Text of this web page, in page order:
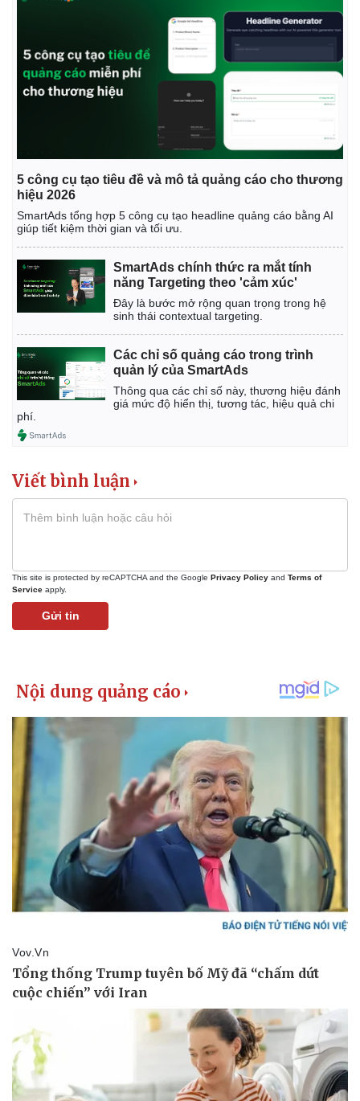
Kinh tế
Bất động sản
Thị trường
Tỷ giá
Chứng khoán
Giá cà phê
Pháp luật
Vụ án
Tin nóng
Vũ khí
Phân tích
5 công cụ tạo tiêu đề và mô tả quảng cáo cho thương
hiệu 2026
SmartAds tổng hợp 5 công cụ tạo headline quảng cáo bằng AI
giúp tiết kiệm thời gian và tối ưu.
SmartAds chính thức ra mắt tính
năng Targeting theo 'cảm xúc'
Đây là bước mở rộng quan trọng trong hệ
sinh thái contextual targeting.
Các chỉ số quảng cáo trong trình
quản lý của SmartAds
Thông qua các chỉ số này, thương hiệu đánh
giá mức độ hiển thị, tương tác, hiệu quả chi
phí.
Viết bình luận
This site is protected by reCAPTCHA and the Google Privacy Policy and Terms of
Service apply.
Gửi tin